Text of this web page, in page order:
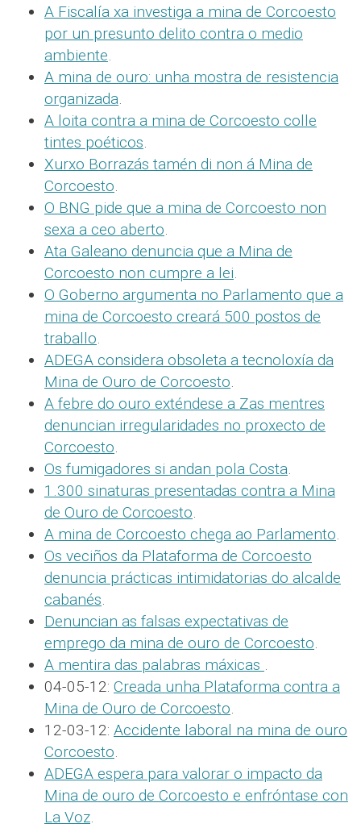
A Fiscalía xa investiga a mina de Corcoesto
por un presunto delito contra o medio
ambiente.
A mina de ouro: unha mostra de resistencia
organizada.
A loita contra a mina de Corcoesto colle
tintes poéticos.
Xurxo Borrazás tamén di non á Mina de
Corcoesto.
O BNG pide que a mina de Corcoesto non
sexa a ceo aberto.
Ata Galeano denuncia que a Mina de
Corcoesto non cumpre a lei.
O Goberno argumenta no Parlamento que a
mina de Corcoesto creará 500 postos de
traballo.
ADEGA considera obsoleta a tecnoloxía da
Mina de Ouro de Corcoesto.
A febre do ouro exténdese a Zas mentres
denuncian irregularidades no proxecto de
Corcoesto.
Os fumigadores si andan pola Costa.
1.300 sinaturas presentadas contra a Mina
de Ouro de Corcoesto.
A mina de Corcoesto chega ao Parlamento.
Os veciños da Plataforma de Corcoesto
denuncia prácticas intimidatorias do alcalde
cabanés.
Denuncian as falsas expectativas de
emprego da mina de ouro de Corcoesto.
A mentira das palabras máxicas .
04-05-12: Creada unha Plataforma contra a
Mina de Ouro de Corcoesto.
12-03-12: Accidente laboral na mina de ouro
Corcoesto.
ADEGA espera para valorar o impacto da
Mina de ouro de Corcoesto e enfróntase con
La Voz.